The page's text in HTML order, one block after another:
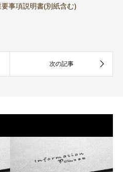
事項説明書(別紙含む)